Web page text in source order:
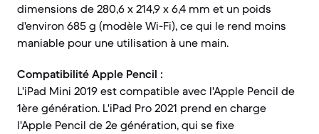
dimensions de 280,6 x 214,9 x 6,4 mm et un poids
d'environ 685 g (modèle Wi-Fi), ce qui le rend moins
maniable pour une utilisation à une main.
Compatibilité Apple Pencil :
L'iPad Mini 2019 est compatible avec l'Apple Pencil de
1ère génération. L'iPad Pro 2021 prend en charge
l'Apple Pencil de 2e génération, qui se fixe